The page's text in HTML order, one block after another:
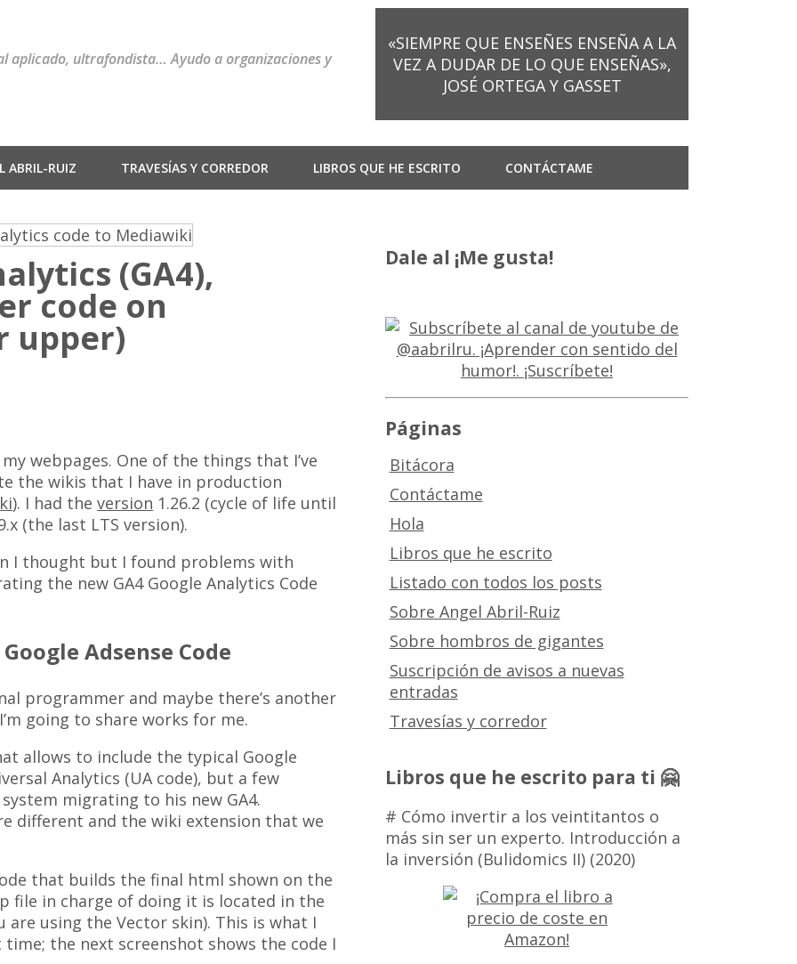
aplicado, ultrafondista… Ayudo a organizaciones y
«SIEMPRE QUE ENSEÑES ENSEÑA A LA
VEZ A DUDAR DE LO QUE ENSEÑAS»,
JOSÉ ORTEGA Y GASSET
ABRIL-RUIZ TRAVESÍAS Y CORREDOR LIBROS QUE HE ESCRITO CONTÁCTAME
(GA4),
code on
upper)
webpages. One of the things that I’ve
the wikis that I have in production
). I had theversion 1.26.2 (cycle of life until
(the last LTS version).
I thought but I found problems with
the new GA4 Google Analytics Code
Adsense Code
programmer and maybe there’s another
going to share works for me.
allows to include the typical Google
Analytics (UA code), but a few
migrating to his new GA4.
different and the wiki extension that we
that builds the final html shown on the
file in charge of doing it is located in the
are using the Vector skin). This is what I
the next screenshot shows the code I
Dale al ¡Me gusta!
Páginas
Bitácora
Contáctame
Hola
Libros que he escrito
Listado con todos los posts
Sobre Angel Abril-Ruiz
Sobre hombros de gigantes
Suscripción de avisos a nuevas
entradas
Travesías y corredor
Libros que he escrito para ti 🤗
# Cómo invertir a los veintitantos o
más sin ser un experto. Introducción a
la inversión (Bulidomics II) (2020)